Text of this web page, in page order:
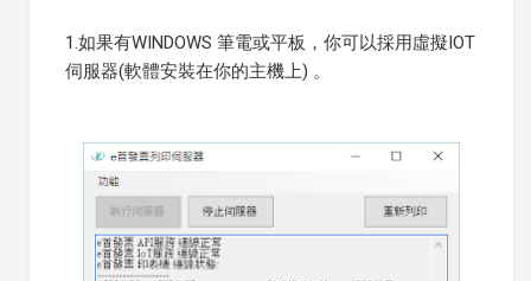
1.如果有WINDOWS 筆電或平板，你可以採用虛擬IOT
伺服器(軟體安裝在你的主機上) 。